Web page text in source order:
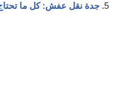
جدة نقل عفش: كل ما